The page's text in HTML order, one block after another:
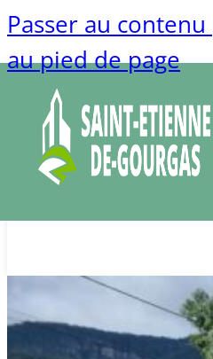
Passer au
au pied de page